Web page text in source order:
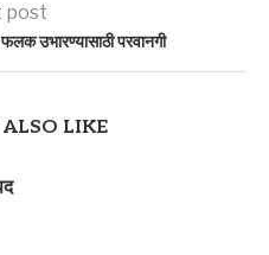
post
उभारण्यासाठी परवानगी
LIKE